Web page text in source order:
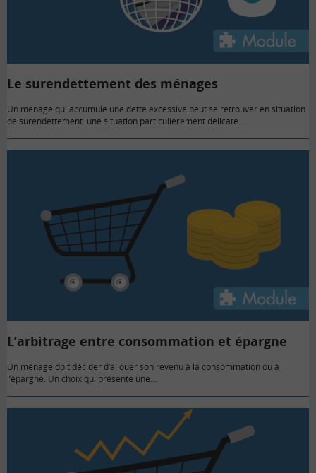
Le surendettement des ménages
Un ménage qui accumule une dette excessive peut se retrouver en situation
de surendettement. une situation particulièrement délicate…
L’arbitrage entre consommation et épargne
Un ménage doit décider d’allouer son revenu à la consommation ou à
l’épargne. Un choix qui présente une…